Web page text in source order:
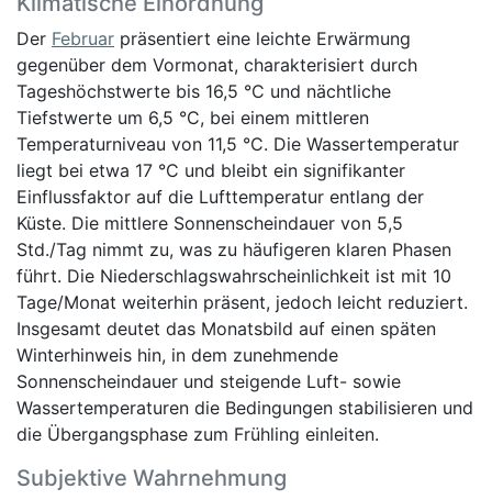
Der Februar präsentiert eine leichte Erwärmung
gegenüber dem Vormonat, charakterisiert durch
Tageshöchstwerte bis 16,5 °C und nächtliche
Tiefstwerte um 6,5 °C, bei einem mittleren
Temperaturniveau von 11,5 °C. Die Wassertemperatur
liegt bei etwa 17 °C und bleibt ein signifikanter
Einflussfaktor auf die Lufttemperatur entlang der
Küste. Die mittlere Sonnenscheindauer von 5,5
Std./Tag nimmt zu, was zu häufigeren klaren Phasen
führt. Die Niederschlagswahrscheinlichkeit ist mit 10
Tage/Monat weiterhin präsent, jedoch leicht reduziert.
Insgesamt deutet das Monatsbild auf einen späten
Winterhinweis hin, in dem zunehmende
Sonnenscheindauer und steigende Luft- sowie
Wassertemperaturen die Bedingungen stabilisieren und
die Übergangsphase zum Frühling einleiten.
Subjektive Wahrnehmung